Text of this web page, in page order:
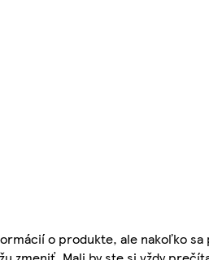
o produkte, ale nakoľko